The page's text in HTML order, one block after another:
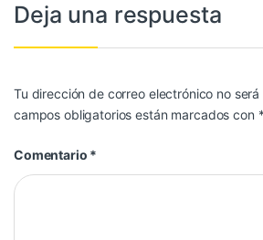
Deja una respuesta
Tu dirección de correo electrónico no
campos obligatorios están marcados con *
Comentario *